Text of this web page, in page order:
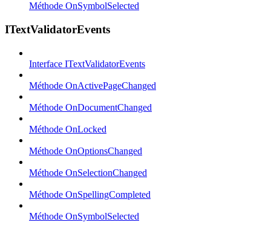
Méthode OnSymbolSelected
ITextValidatorEvents
Interface ITextValidatorEvents
Méthode OnActivePageChanged
Méthode OnDocumentChanged
Méthode OnLocked
Méthode OnOptionsChanged
Méthode OnSelectionChanged
Méthode OnSpellingCompleted
Méthode OnSymbolSelected